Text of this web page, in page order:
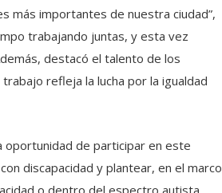
más importantes de nuestra ciudad”,
trabajando juntas, y esta vez
destacó el talento de los
refleja la lucha por la igualdad
oportunidad de participar en este
discapacidad y plantear, en el marco
o dentro del espectro autista.